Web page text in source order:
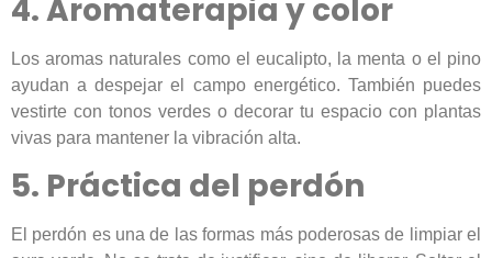
4. Aromaterapia y color
Los aromas naturales como el eucalipto, la menta o el pino
ayudan a despejar el campo energético. También puedes
vestirte con tonos verdes o decorar tu espacio con plantas
vivas para mantener la vibración alta.
5. Práctica del perdón
El perdón es una de las formas más poderosas de limpiar el